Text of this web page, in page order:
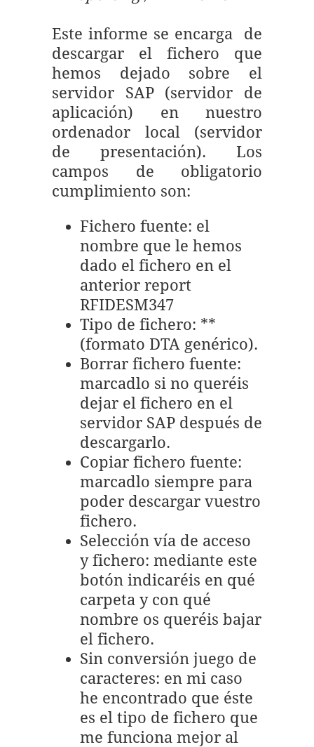
Este informe se encarga de
descargar el fichero que
hemos dejado sobre el
servidor SAP (servidor de
aplicación) en nuestro
ordenador local (servidor
de presentación). Los
campos de obligatorio
cumplimiento son:
Fichero fuente: el
nombre que le hemos
dado el fichero en el
anterior report
RFIDESM347
Tipo de fichero: **
(formato DTA genérico).
Borrar fichero fuente:
marcadlo si no queréis
dejar el fichero en el
servidor SAP después de
descargarlo.
Copiar fichero fuente:
marcadlo siempre para
poder descargar vuestro
fichero.
Selección vía de acceso
y fichero: mediante este
botón indicaréis en qué
carpeta y con qué
nombre os queréis bajar
el fichero.
Sin conversión juego de
caracteres: en mi caso
he encontrado que éste
es el tipo de fichero que
me funciona mejor al